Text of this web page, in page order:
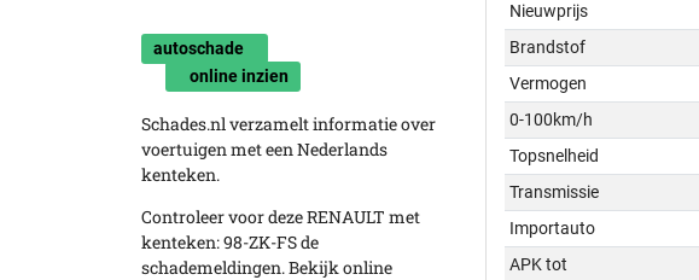
autoschade
online inzien
Schades.nl verzamelt informatie over
voertuigen met een Nederlands
kenteken.
Controleer voor deze RENAULT met
kenteken: 98-ZK-FS de
schademeldingen. Bekijk online
Nieuwprijs
Brandstof
Vermogen
0-100km/h
Topsnelheid
Transmissie
Importauto
APK tot